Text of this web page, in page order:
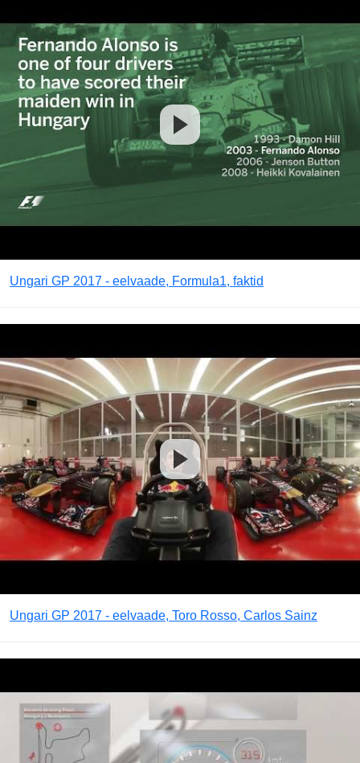
Ungari GP 2017 - eelvaade, Formula1, faktid
Ungari GP 2017 - eelvaade, Toro Rosso, Carlos Sainz